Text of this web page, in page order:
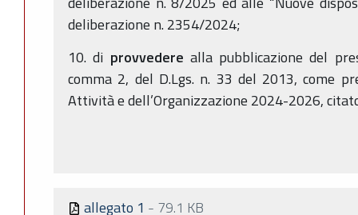
deliberazione n. 2354/2024;
10. di provvedere alla pubblicazione del
comma 2, del D.Lgs. n. 33 del 2013, come
Attività e dell’Organizzazione 2024-2026,
allegato 1 - 79.1 KB